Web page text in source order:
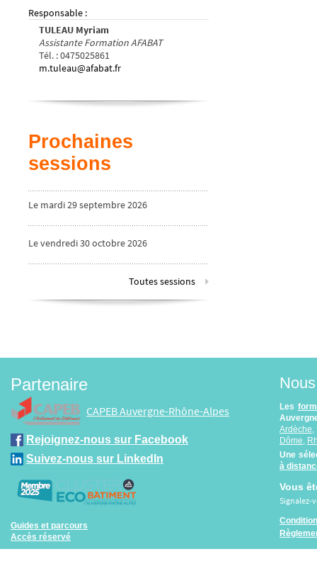
Responsable :
TULEAU Myriam
Assistante Formation AFABAT
Tél. :0475025861
m.tuleau@afabat.fr
Prochaines
sessions
Le mardi 29 septembre 2026
Le vendredi 30 octobre 2026
Toutes sessions
Partenaire
CAPEB Auvergne-Rhône-Alpes
Rejoignez-nous sur Facebook
Suivez-nous sur LinkedIn
Guides et parcours
Accès réservé
Les
Ardèche
Dôme,
Une
à
Vous
Signalez-